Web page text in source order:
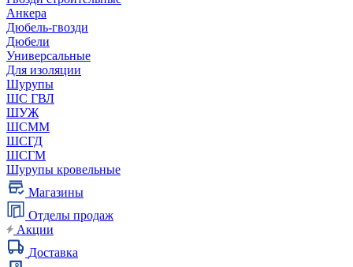
Анкера
Дюбель-гвозди
Дюбели
Универсальные
Для изоляции
Шурупы
ШС ГВЛ
ШУЖ
ШСММ
ШСГД
ШСГМ
Шурупы кровельные
Магазины
Отделы продаж
Акции
Доставка